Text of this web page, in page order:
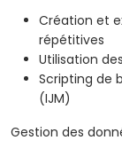
Création et
répétitives
Utilisation
Scripting de
(IJM)
Gestion des